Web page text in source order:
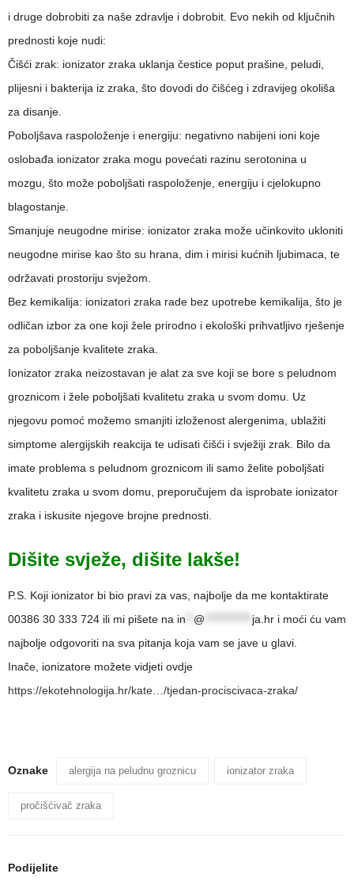
i druge dobrobiti za naše zdravlje i dobrobit. Evo nekih od ključnih
prednosti koje nudi:
Čišći zrak: ionizator zraka uklanja čestice poput prašine, peludi,
plijesni i bakterija iz zraka, što dovodi do čišćeg i zdravijeg okoliša
za disanje.
Poboljšava raspoloženje i energiju: negativno nabijeni ioni koje
oslobađa ionizator zraka mogu povećati razinu serotonina u
mozgu, što može poboljšati raspoloženje, energiju i cjelokupno
blagostanje.
Smanjuje neugodne mirise: ionizator zraka može učinkovito ukloniti
neugodne mirise kao što su hrana, dim i mirisi kućnih ljubimaca, te
održavati prostoriju svježom.
Bez kemikalija: ionizatori zraka rade bez upotrebe kemikalija, što je
odličan izbor za one koji žele prirodno i ekološki prihvatljivo rješenje
za poboljšanje kvalitete zraka.
Ionizator zraka neizostavan je alat za sve koji se bore s peludnom
groznicom i žele poboljšati kvalitetu zraka u svom domu. Uz
njegovu pomoć možemo smanjiti izloženost alergenima, ublažiti
simptome alergijskih reakcija te udisati čišći i svježiji zrak. Bilo da
imate problema s peludnom groznicom ili samo želite poboljšati
kvalitetu zraka u svom domu, preporučujem da isprobate ionizator
zraka i iskusite njegove brojne prednosti.
Dišite svježe, dišite lakše!
P.S. Koji ionizator bi bio pravi za vas, najbolje da me kontaktirate
00386 30 333 724 ili mi pišete na in @ ja.hr i moći ću vam
najbolje odgovoriti na sva pitanja koja vam se jave u glavi.
Inače, ionizatore možete vidjeti ovdje
https://ekotehnologija.hr/kate…/tjedan-prociscivaca-zraka/
Oznake alergija na peludnu groznicu ionizator zraka
pročišćivač zraka
Podijelite